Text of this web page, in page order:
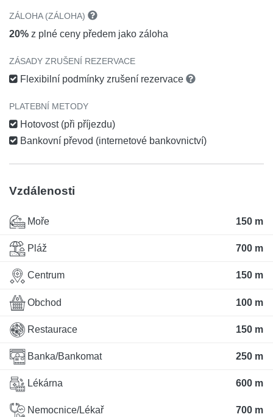
ZÁLOHA (ZÁLOHA)
20% z plné ceny předem jako záloha
ZÁSADY ZRUŠENÍ REZERVACE
Flexibilní podmínky zrušení rezervace
PLATEBNÍ METODY
Hotovost (při příjezdu)
Bankovní převod (internetové bankovnictví)
Vzdálenosti
Moře 150 m
Pláž 700 m
Centrum 150 m
Obchod 100 m
Restaurace 150 m
Banka/Bankomat 250 m
Lékárna 600 m
Nemocnice/Lékař 700 m